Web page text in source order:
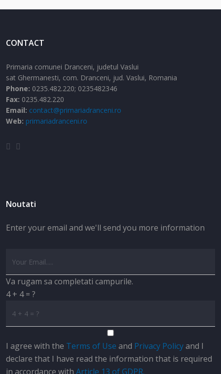
CONTACT
Primaria comunei Dranceni, judetul Vaslui
sat Ghermanesti, com. Dranceni, jud. Vaslui, Romania
Phone: 0235.482.220; 0235482346
Fax: 0235.482.220
Email: contact@primariadranceni.ro
Web: primariadranceni.ro
Noutati
Enter your email and we'll send you more information
Va rugam sa completati campurile.
4 + 4 = ?
I agree with the Terms of Use and Privacy Policyand I
declare that I have read the information that is required
in accordance with Article 13 of GDPR.